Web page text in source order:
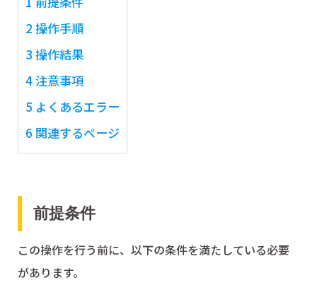
2 操作手順
3 操作結果
4注意事項
5 よくあるエラー
6 関連するページ
前提条件
この操作を行う前に、以下の条件を満たしている必要
があります。